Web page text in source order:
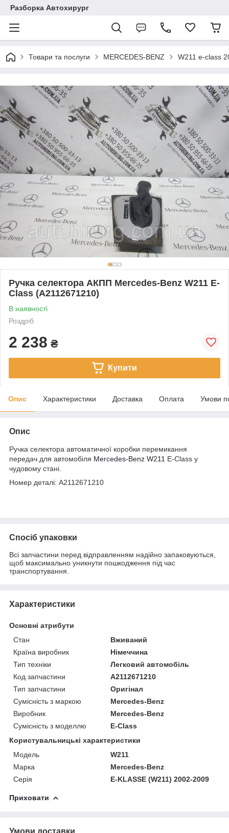
Разборка Автохирург
Товари та послуги MERCEDES-BENZ W211 e-class
Ручка селектора АКПП Mercedes-Benz W211 E-
Class (A2112671210)
В наявності
Роздріб
2 238 ₴
Купити
Опис Характеристики Доставка Оплата Умови
Опис
Ручка селектора автоматичної коробки перемикання
передач для автомобіля Mercedes-Benz W211 E-Class у
чудовому стані.
Номер деталі: A2112671210
Спосіб упаковки
Всі запчастини перед відправленням надійно запаковуються,
щоб максимально уникнути пошкодження під час
транспортування.
Характеристики
Основні атрибути
Стан
Вживаний
Країна виробник
Німеччина
Тип техніки
Легковий автомобіль
Код запчастини
A2112671210
Тип запчастини
Оригінал
Сумісність з маркою
Mercedes-Benz
Виробник
Mercedes-Benz
Сумісність з моделлю
E-Class
Користувальницькі характеристики
Модель
W211
Марка
Mercedes-Benz
Серія
E-KLASSE (W211) 2002-2009
Приховати
Умови доставки